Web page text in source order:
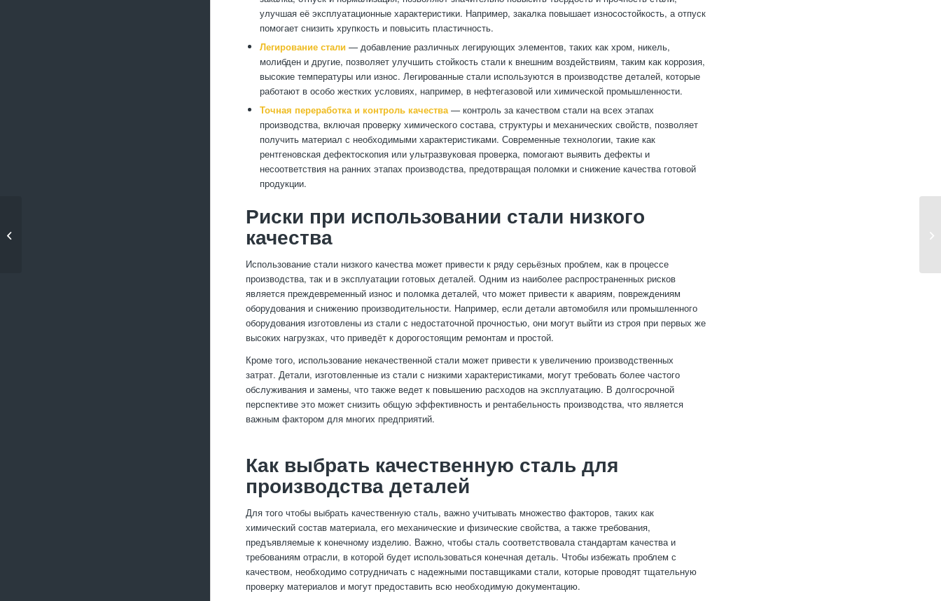
улучшая её эксплуатационные характеристики. Например, закалка повышает износостойкость, а отпуск
помогает снизить хрупкость и повысить пластичность.
Легирование стали — добавление различных легирующих элементов, таких как хром, никель,
молибден и другие, позволяет улучшить стойкость стали к внешним воздействиям, таким как коррозия,
высокие температуры или износ. Легированные стали используются в производстве деталей, которые
работают в особо жестких условиях, например, в нефтегазовой или химической промышленности.
Точная переработка и контроль качества— контроль за качеством стали на всех этапах
производства, включая проверку химического состава, структуры и механических свойств, позволяет
получить материал с необходимыми характеристиками. Современные технологии, такие как
рентгеновская дефектоскопия или ультразвуковая проверка, помогают выявить дефекты и
несоответствия на ранних этапах производства, предотвращая поломки и снижение качества готовой
продукции.
Риски при использовании стали низкого
качества
Использование стали низкого качества может привести к ряду серьёзных проблем, как в процессе
производства, так и в эксплуатации готовых деталей. Одним из наиболее распространенных рисков
является преждевременный износ и поломка деталей, что может привести к авариям, повреждениям
оборудования и снижению производительности. Например, если детали автомобиля или промышленного
оборудования изготовлены из стали с недостаточной прочностью, они могут выйти из строя при первых же
высоких нагрузках, что приведёт к дорогостоящим ремонтам и простой.
Кроме того, использование некачественной стали может привести к увеличению производственных
затрат. Детали, изготовленные из стали с низкими характеристиками, могут требовать более частого
обслуживания и замены, что также ведет к повышению расходов на эксплуатацию. В долгосрочной
перспективе это может снизить общую эффективность и рентабельность производства, что является
важным фактором для многих предприятий.
Как выбрать качественную сталь для
производства деталей
Для того чтобы выбрать качественную сталь, важно учитывать множество факторов, таких как
химический состав материала, его механические и физические свойства, а также требования,
предъявляемые к конечному изделию. Важно, чтобы сталь соответствовала стандартам качества и
требованиям отрасли, в которой будет использоваться конечная деталь. Чтобы избежать проблем с
качеством, необходимо сотрудничать с надежными поставщиками стали, которые проводят тщательную
проверку материалов и могут предоставить всю необходимую документацию.